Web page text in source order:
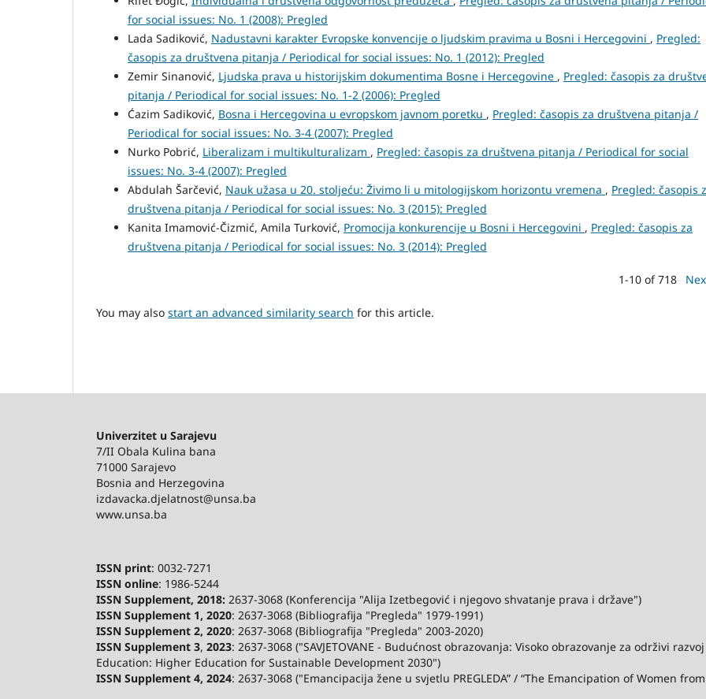
for social issues: No. 1 (2008): Pregled
Lada Sadiković, Nadustavni karakter Evropske konvencije o ljudskim pravima u Bosni i Hercegovini , Pregled:
časopis za društvena pitanja / Periodical for social issues: No. 1 (2012): Pregled
Zemir Sinanović, Ljudska prava u historijskim dokumentima Bosne i Hercegovine , Pregled: časopis za
pitanja / Periodical for social issues: No. 1-2 (2006): Pregled
Ćazim Sadiković, Bosna i Hercegovina u evropskom javnom poretku , Pregled: časopis za društvena pitanja /
Periodical for social issues: No. 3-4 (2007): Pregled
Nurko Pobrić, Liberalizam i multikulturalizam , Pregled: časopis za društvena pitanja / Periodical for social
issues: No. 3-4 (2007): Pregled
Abdulah Šarčević, Nauk užasa u 20. stoljeću: Živimo li u mitologijskom horizontu vremena , Pregled: časopis
društvena pitanja / Periodical for social issues: No. 3 (2015): Pregled
Kanita Imamović-Čizmić, Amila Turković, Promocija konkurencije u Bosni i Hercegovini , Pregled: časopis za
društvena pitanja / Periodical for social issues: No. 3 (2014): Pregled
1-10 of 718
You may also start an advanced similarity search for this article.
Univerzitet u Sarajevu
7/II Obala Kulina bana
71000 Sarajevo
Bosnia and Herzegovina
izdavacka.djelatnost@unsa.ba
www.unsa.ba
ISSN print: 0032-7271
ISSN online: 1986-5244
ISSN Supplement, 2018: 2637-3068 (Konferencija "Alija Izetbegović i njegovo shvatanje prava i države")
ISSN Supplement 1, 2020: 2637-3068 (Bibliografija "Pregleda" 1979-1991)
ISSN Supplement 2, 2020: 2637-3068 (Bibliografija "Pregleda" 2003-2020)
ISSN Supplement 3, 2023: 2637-3068 ("SAVJETOVANE - Budućnost obrazovanja: Visoko obrazovanje za održivi
Education: Higher Education for Sustainable Development 2030")
ISSN Supplement 4, 2024: 2637-3068 ("Emancipacija žene u svjetlu PREGLEDA” / “The Emancipation of Women